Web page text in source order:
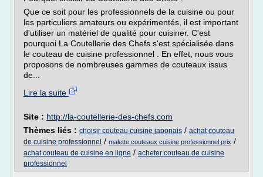
Que ce soit pour les professionnels de la cuisine ou pour
les particuliers amateurs ou expérimentés, il est important
d'utiliser un matériel de qualité pour cuisiner. C'est
pourquoi La Coutellerie des Chefs s'est spécialisée dans
le couteau de cuisine professionnel . En effet, nous vous
proposons de nombreuses gammes de couteaux issus
de...
Lire la suite
Site : http://la-coutellerie-des-chefs.com
Thèmes liés : choisir couteau cuisine japonais / achat couteau
de cuisine professionnel / malette couteaux cuisine professionnel prix /
achat couteau de cuisine en ligne / acheter couteau de cuisine
professionnel